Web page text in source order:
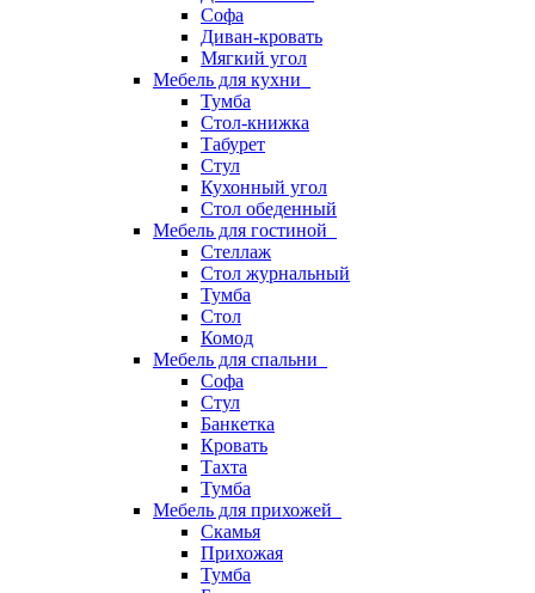
Софа
Диван-кровать
Мягкий угол
Мебель для кухни
Тумба
Стол-книжка
Табурет
Стул
Кухонный угол
Стол обеденный
Мебель для гостиной
Стеллаж
Стол журнальный
Тумба
Стол
Комод
Мебель для спальни
Софа
Стул
Банкетка
Кровать
Тахта
Тумба
Мебель для прихожей
Скамья
Прихожая
Тумба